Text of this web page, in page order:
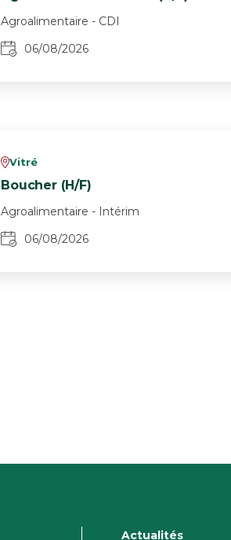
Agroalimentaire - CDI
06/08/2026
vVitré
Boucher (H/F)
Agroalimentaire - Intérim
06/08/2026
Actualités